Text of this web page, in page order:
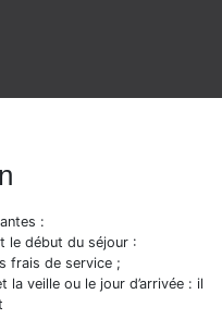
Chaise haute :
sur demande
75€ et 95€
de nos biens, ce qui
questions avant et
:
le début du séjour :
frais de service ;
la veille ou le jour d’arrivée : il